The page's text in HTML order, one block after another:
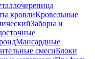
кровлиКровельные
Заборы и
Мансардные
смесиБлоки